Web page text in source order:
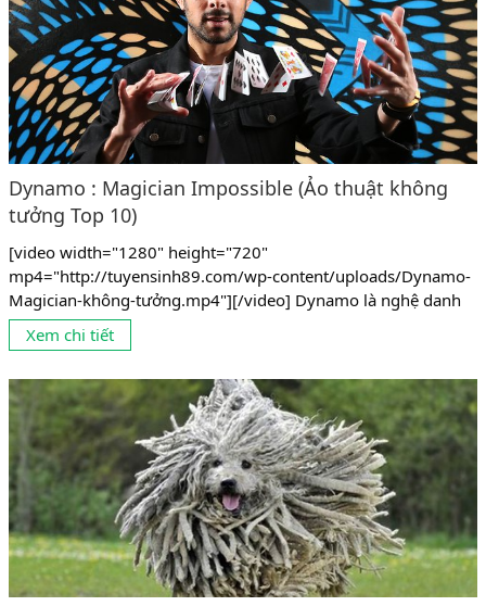
Dynamo : Magician Impossible (Ảo thuật không
tưởng Top 10)
[video width="1280" height="720"
mp4="http://tuyensinh89.com/wp-content/uploads/Dynamo-
Magician-không-tưởng.mp4"][/video] Dynamo là nghệ danh
của Steven Frayne sinh ngày 17 tháng 12 năm 1982 tại
Bradford, một ảo thuật gia trẻ người Anh, được công chúng
diễn hiện đại và những kĩ năng đa dạng, thuần thục đến khó
tin khi tuổi đời còn khá...
Xem chi tiết